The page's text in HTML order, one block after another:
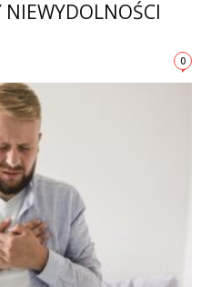
NIEWYDOLNOŚCI
0